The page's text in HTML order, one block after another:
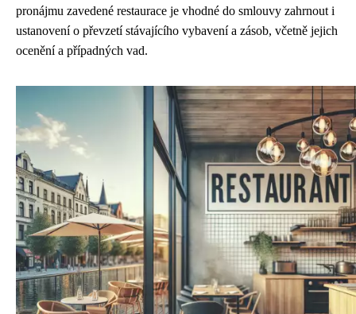
pronájmu zavedené restaurace je vhodné do smlouvy zahrnout i
ustanovení o převzetí stávajícího vybavení a zásob, včetně jejich
ocenění a případných vad.